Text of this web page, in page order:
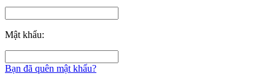
Mật khẩu:
Bạn đã quên mật khẩu?